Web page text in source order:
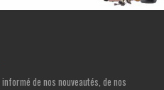
de nos nouveautés, de nos